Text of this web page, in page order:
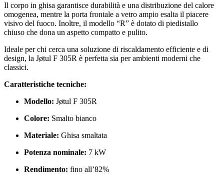
Il corpo in ghisa garantisce durabilità e una distribuzione del calore
omogenea, mentre la porta frontale a vetro ampio esalta il piacere
visivo del fuoco. Inoltre, il modello “R” è dotato di piedistallo
chiuso che dona un aspetto compatto e pulito.
Ideale per chi cerca una soluzione di riscaldamento efficiente e di
design, la Jøtul F 305R è perfetta sia per ambienti moderni che
classici.
Caratteristiche tecniche:
Modello: Jøtul F 305R
Colore: Smalto bianco
Materiale: Ghisa smaltata
Potenza nominale: 7 kW
Rendimento: fino all’82%